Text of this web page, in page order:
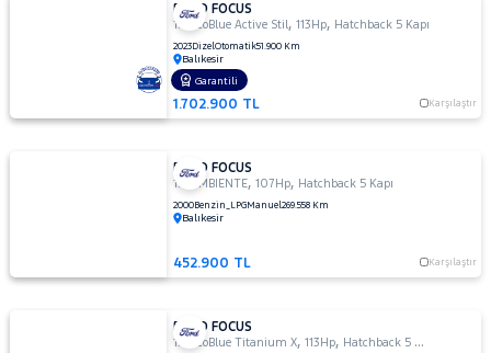
FORD FOCUS
1.5 EcoBlue Active Stil,113Hp, Hatchback 5 Kapı
2023DizelOtomatik51.900 Km
Balıkesir
1.702.900 TL Karşılaştır
Garantili
FORD FOCUS
1.6 AMBIENTE,107Hp, Hatchback 5 Kapı
2000Benzin_LPGManuel269.558 Km
Balıkesir
452.900 TL Karşılaştır
FORD FOCUS
1.5 EcoBlue Titanium X,113Hp, Hatchback 5 Kapı